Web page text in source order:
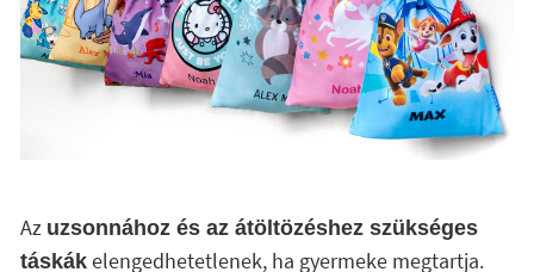
Az uzsonnához és az átöltözéshez szükséges
táskákelengedhetetlenek, ha gyermeke megtartja.